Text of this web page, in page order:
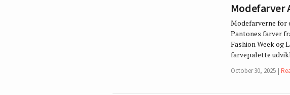
Modefarver
Modefarverne for
Pantones farver
Fashion Week og
farvepalette
October 30, 2025